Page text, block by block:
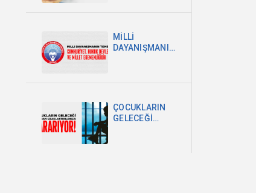
MİLLİ
DAYANIŞMANIN
MİLLET
EGEMENLİĞİDİR
ÇOCUKLARIN
GELECEĞİ